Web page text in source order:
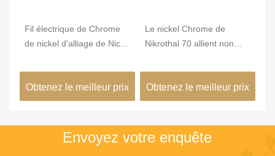
Fil électrique de Chrome
de nickel d'alliage de Nicr
6j22
Obtenez le meilleur prix
Le nickel Chrome de
Nikrothal 70 allient non
Obtenez le meilleur prix
Envoyez votre enquête